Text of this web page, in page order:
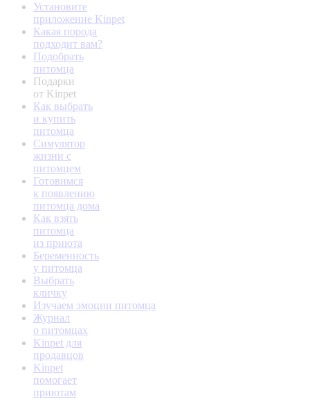
Установите
приложение Kinpet
Какая порода
подходит вам?
Подобрать
питомца
Подарки
от Kinpet
Как выбрать
и купить
питомца
Симулятор
жизни с
питомцем
Готовимся
к появлению
питомца дома
Как взять
питомца
из приюта
Беременность
у питомца
Выбрать
кличку
Изучаем эмоции питомца
Журнал
о питомцах
Kinpet для
продавцов
Kinpet
помогает
приютам